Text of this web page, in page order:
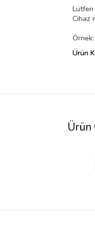
Lütfen
Cihaz
Ürün